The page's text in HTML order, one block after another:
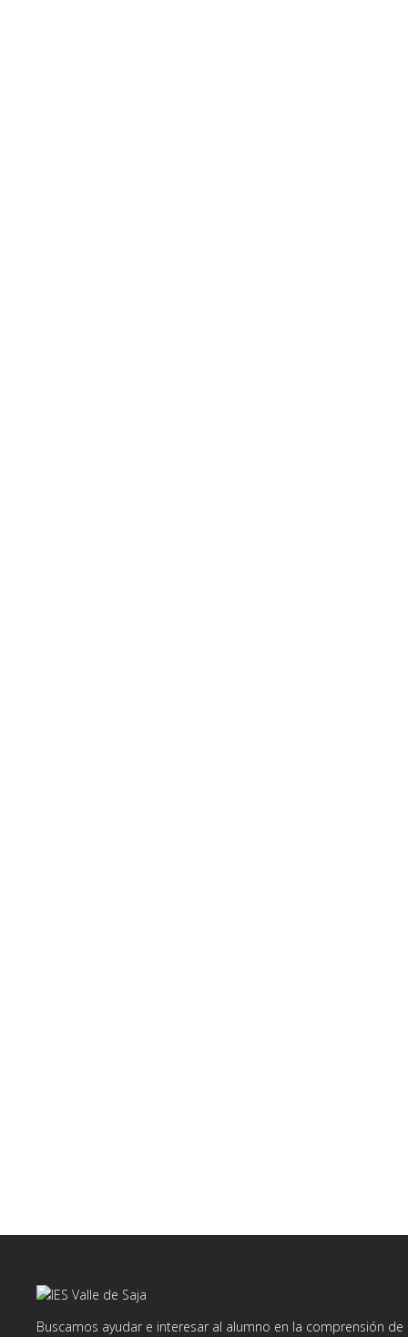
Buscamos ayudar e interesar al alumno en la comprensión